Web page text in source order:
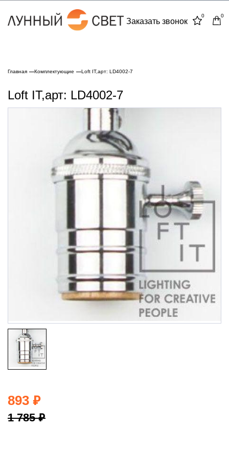
Заказать звонок
0 0
Главная Комплектующие Loft IT,арт: LD4002-7
Loft IT,арт: LD4002-7
893 ₽
1 785₽